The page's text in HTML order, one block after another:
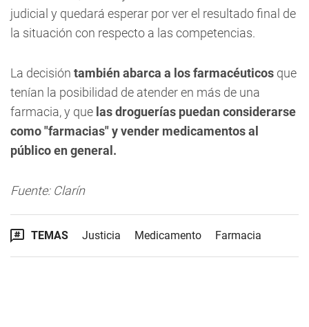
judicial y quedará esperar por ver el resultado final de
la situación con respecto a las competencias.
La decisión también abarca a los farmacéuticos que
tenían la posibilidad de atender en más de una
farmacia, y que las droguerías puedan considerarse
como "farmacias" y vender medicamentos al
público en general.
Fuente: Clarín
TEMAS Justicia Medicamento Farmacia